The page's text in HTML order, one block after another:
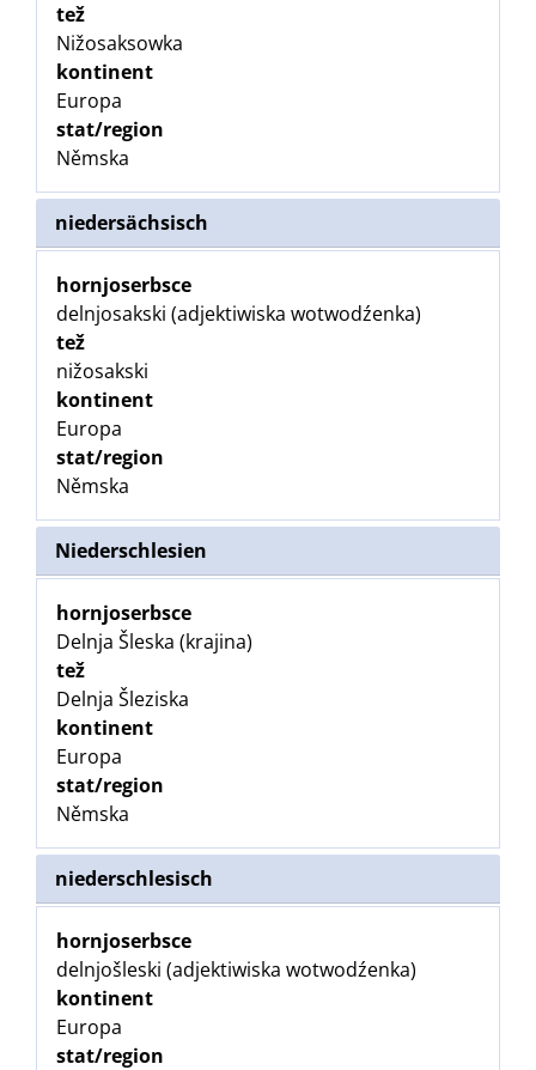
tež
Nižosaksowka
kontinent
Europa
stat/region
Němska
niedersächsisch
hornjoserbsce
delnjosakski (adjektiwiska wotwodźenka)
tež
nižosakski
kontinent
Europa
stat/region
Němska
Niederschlesien
hornjoserbsce
Delnja Šleska (krajina)
tež
Delnja Šleziska
kontinent
Europa
stat/region
Němska
niederschlesisch
hornjoserbsce
delnjošleski (adjektiwiska wotwodźenka)
kontinent
Europa
stat/region